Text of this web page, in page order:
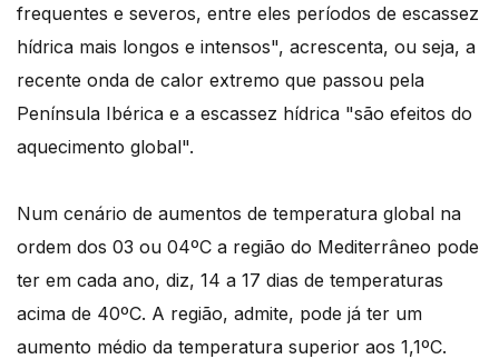
frequentes e severos, entre eles períodos de escassez
hídrica mais longos e intensos", acrescenta, ou seja, a
recente onda de calor extremo que passou pela
Península Ibérica e a escassez hídrica "são efeitos do
aquecimento global".
Num cenário de aumentos de temperatura global na
ordem dos 03 ou 04ºC a região do Mediterrâneo pode
ter em cada ano, diz, 14 a 17 dias de temperaturas
acima de 40ºC. A região, admite, pode já ter um
aumento médio da temperatura superior aos 1,1ºC.